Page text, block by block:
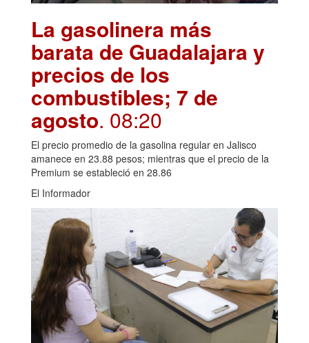
La gasolinera más
barata de Guadalajara y
precios de los
combustibles; 7 de
agosto. 08:20
El precio promedio de la gasolina regular en Jalisco
amanece en 23.88 pesos; mientras que el precio de la
Premium se estableció en 28.86
El Informador